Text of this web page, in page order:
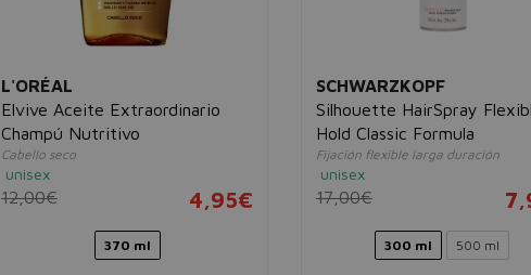
L'ORÉAL
Elvive Aceite Extraordinario
Champú Nutritivo
Cabello seco
unisex
12,00€ 4,95€
370 ml
SCHWARZKOPF
Silhouette HairSpray
Hold Classic Formula
Fijación flexible larga duración
unisex
17,00€
300 ml 500 ml